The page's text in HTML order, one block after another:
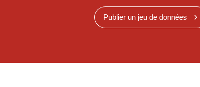
Publier un jeu de données